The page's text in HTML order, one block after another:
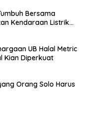
Bersama
Kendaraan Listrik
UB Halal Metric
Kian Diperkuat
Orang Solo Harus